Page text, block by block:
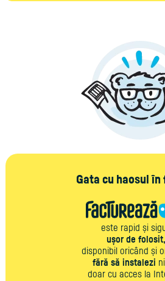
Gata cu haosul
este rapid și
ușor de folosit,
disponibil oricând și
fără să instalezi
doar cu acces la